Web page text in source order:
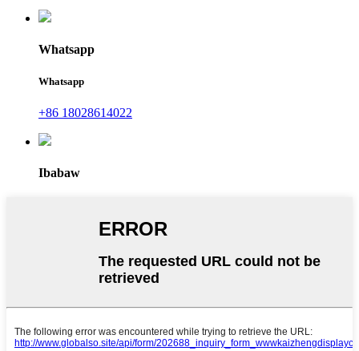
Whatsapp
Whatsapp
+86 18028614022
Ibabaw